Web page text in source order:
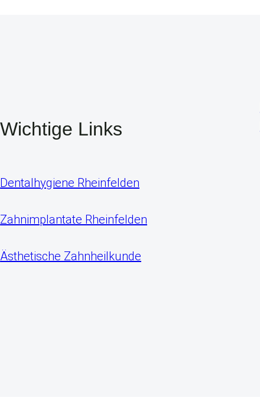
Wichtige Links
Dentalhygiene Rheinfelden
Zahnimplantate Rheinfelden
Ästhetische Zahnheilkunde